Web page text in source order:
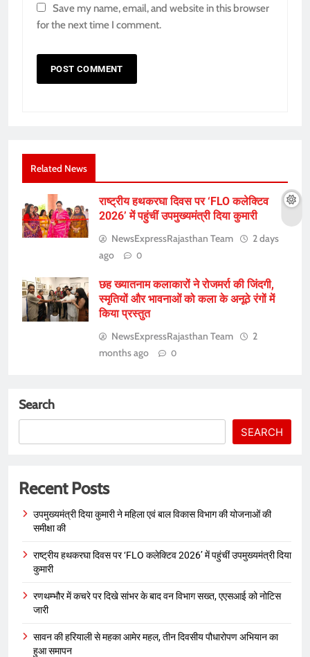
Save my name, email, and website in this browser
for the next time I comment.
Related News
राष्ट्रीय हथकरघा दिवस पर ‘FLO कलेक्टिव
2026’ में पहुंचीं उपमुख्यमंत्री दिया कुमारी
NewsExpressRajasthan Team
2 days
ago
0
छह ख्यातनाम कलाकारों ने रोजमर्रा की जिंदगी,
स्मृतियों और भावनाओं को कला के अनूठे रंगों में
किया प्रस्तुत
NewsExpressRajasthan Team
2
months ago
0
Search
SEARCH
Recent Posts
उपमुख्यमंत्री दिया कुमारी ने महिला एवं बाल विकास विभाग की योजनाओं की
समीक्षा की
राष्ट्रीय हथकरघा दिवस पर ‘FLO कलेक्टिव 2026’ में पहुंचीं उपमुख्यमंत्री दिया
कुमारी
रणथम्भौर में कचरे पर दिखे सांभर के बाद वन विभाग सख्त, एएसआई को नोटिस
जारी
सावन की हरियाली से महका आमेर महल, तीन दिवसीय पौधारोपण अभियान का
हुआ समापन